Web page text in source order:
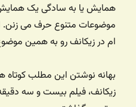
همایش یا به سادگی یک همایش
موضوعات متنوع حرف می زنن.
ام در زیکانف رو به همین
بهانه نوشتن این مطلب کوتاه
زیکانف،‌ فیلم بیست و سه